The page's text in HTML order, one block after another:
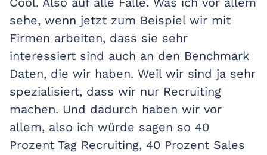
sehe, wenn jetzt zum Beispiel wir mit
Firmen arbeiten, dass sie sehr
interessiert sind auch an den Benchmark
Daten, die wir haben. Weil wir sind ja sehr
spezialisiert, dass wir nur Recruiting
machen. Und dadurch haben wir vor
allem, also ich würde sagen so 40
Prozent Tag Recruiting, 40 Prozent Sales